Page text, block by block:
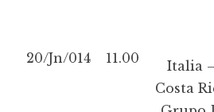
20/Jn/014 11.00
Italia –
Costa